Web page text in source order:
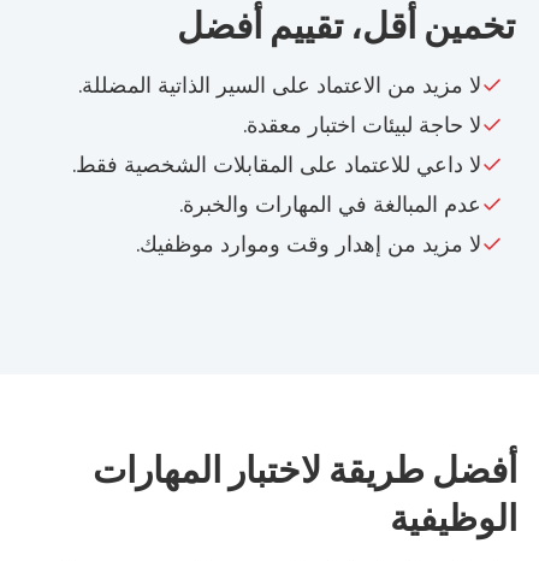
تخمين أقل، تقييم أفضل
لا مزيد من الاعتماد على السير الذاتية المضللة.
لا حاجة لبيئات اختبار معقدة.
لا داعي للاعتماد على المقابلات الشخصية فقط.
عدم المبالغة في المهارات والخبرة.
لا مزيد من إهدار وقت وموارد موظفيك.
أفضل طريقة لاختبار المهارات
الوظيفية